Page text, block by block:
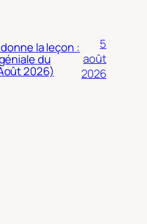
la leçon :
du
2026)
5
août
2026